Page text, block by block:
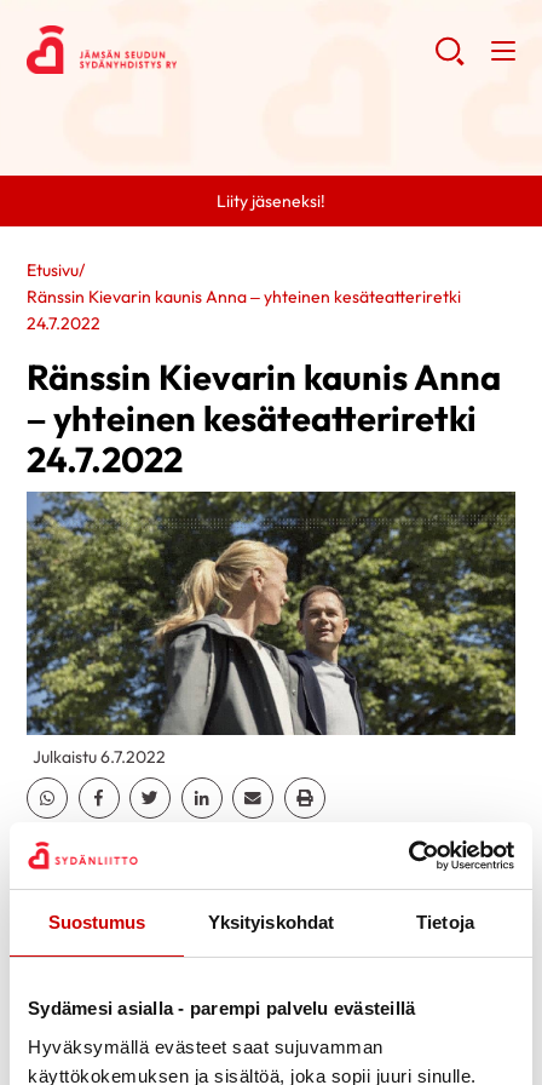
Suostumus Yksityiskohdat Tietoja
Sydämesi asialla - parempi palvelu evästeillä
Hyväksymällä evästeet saat sujuvamman
käyttökokemuksen ja sisältöä, joka sopii juuri sinulle.
Liity jäseneksi!
Etusivu/
Ränssin Kievarin kaunis Anna – yhteinen kesäteatteriretki
24.7.2022
Ränssin Kievarin kaunis Anna
– yhteinen kesäteatteriretki
24.7.2022
Julkaistu 6.7.2022
Jaa Whatsapp
Jaa Facebook
Jaa TwitterJaa Linkedin
Jaa EmailJaa Print
Jämsän Seudun Diabetes-, Reuma- ja
Sydänyhdistysjärjestävät yhteisen
kesäteatteriretken KAUNIS ANNA
Jämsänkosken Neste.